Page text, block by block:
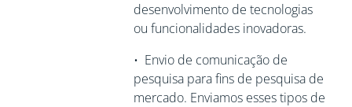
desenvolvimento de tecnologias
ou funcionalidades inovadoras.
• Envio de comunicação de
pesquisa para fins de pesquisa de
mercado. Enviamos esses tipos de